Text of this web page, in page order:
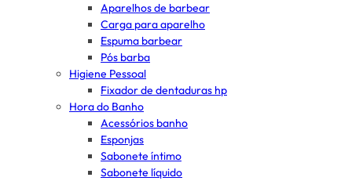
Aparelhos de barbear
Carga para aparelho
Espuma barbear
Pós barba
Higiene Pessoal
Fixador de dentaduras hp
Hora do Banho
Acessórios banho
Esponjas
Sabonete íntimo
Sabonete líquido